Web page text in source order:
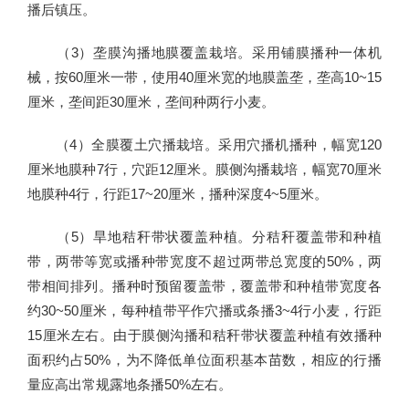
播后镇压。
（3）垄膜沟播地膜覆盖栽培。采用铺膜播种一体机
械，按60厘米一带，使用40厘米宽的地膜盖垄，垄高10~15
厘米，垄间距30厘米，垄间种两行小麦。
（4）全膜覆土穴播栽培。采用穴播机播种，幅宽120
厘米地膜种7行，穴距12厘米。膜侧沟播栽培，幅宽70厘米
地膜种4行，行距17~20厘米，播种深度4~5厘米。
（5）旱地秸秆带状覆盖种植。分秸秆覆盖带和种植
带，两带等宽或播种带宽度不超过两带总宽度的50%，两
带相间排列。播种时预留覆盖带，覆盖带和种植带宽度各
约30~50厘米，每种植带平作穴播或条播3~4行小麦，行距
15厘米左右。由于膜侧沟播和秸秆带状覆盖种植有效播种
面积约占50%，为不降低单位面积基本苗数，相应的行播
量应高出常规露地条播50%左右。